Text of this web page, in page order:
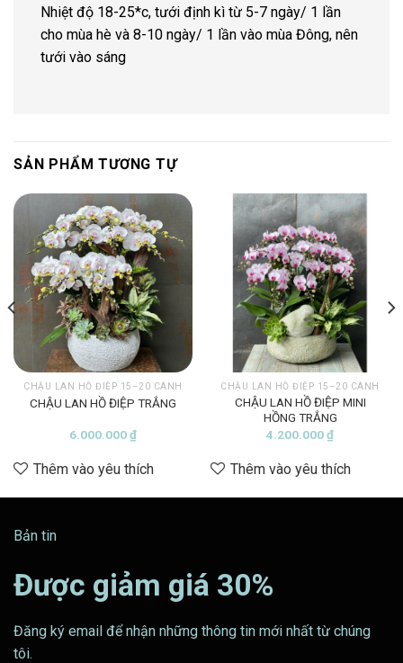
Nhiệt độ 18-25*c, tưới định kì từ 5-7 ngày/ 1 lần
cho mùa hè và 8-10 ngày/ 1 lần vào mùa Đông, nên
tưới vào sáng
SẢN PHẨM TƯƠNG TỰ
CHẬU LAN HỒ ĐIỆP 15–20 CÀNH
CHẬU LAN HỒ ĐIỆP TRẮNG
6.000.000₫
Thêm vào yêu thích
CHẬU LAN HỒ ĐIỆP 15–20 CÀNH
CHẬU LAN HỒ ĐIỆP MINI
HỒNG TRẮNG
4.200.000₫
Thêm vào yêu thích
Bản tin
Được giảm giá 30%
Đăng ký email để nhận những thông tin mới nhất từ chúng
tôi.